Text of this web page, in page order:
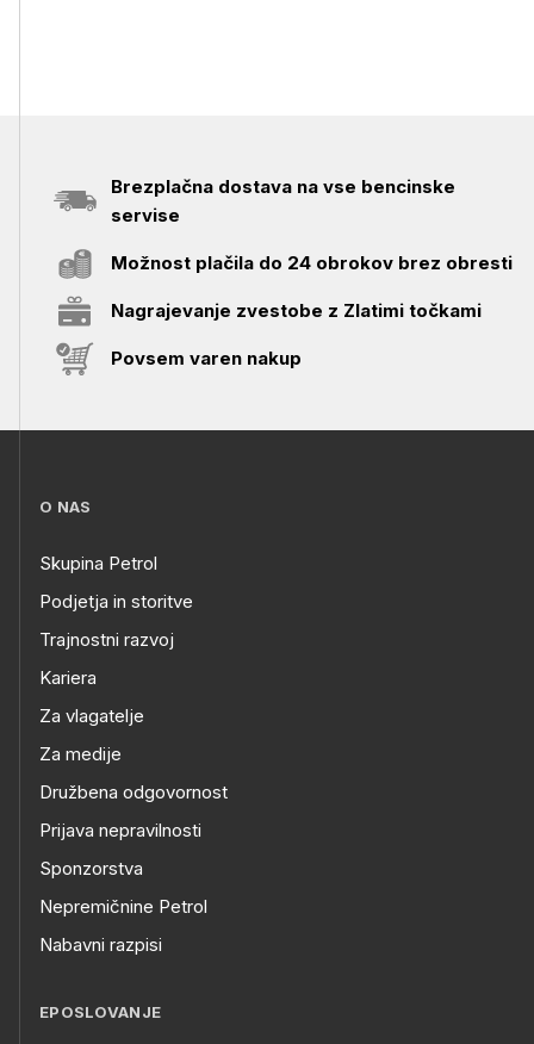
Brezplačna dostava na vse bencinske
servise
Možnost plačila do 24 obrokov brez obresti
Nagrajevanje zvestobe z Zlatimi točkami
Povsem varen nakup
O NAS
Skupina Petrol
Podjetja in storitve
Trajnostni razvoj
Kariera
Za vlagatelje
Za medije
Družbena odgovornost
Prijava nepravilnosti
Sponzorstva
Nepremičnine Petrol
Nabavni razpisi
EPOSLOVANJE